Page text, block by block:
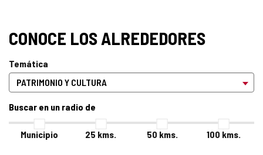
CONOCE LOS ALREDEDORES
Temática
Buscar en un radio de
Municipio 25 kms. 50 kms. 100 kms.